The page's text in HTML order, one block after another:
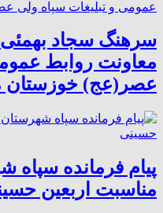
سرهنگ سجاد بهمئی
معاونت روابط
عصر(عج)
پیام فرمانده سپاه
مناسبت اربعین